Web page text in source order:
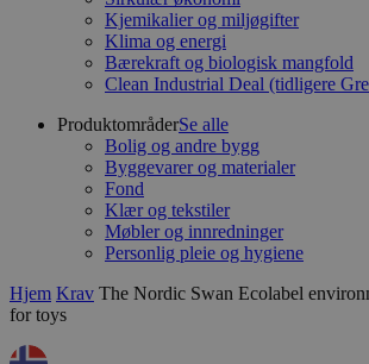
Kjemikalier og miljøgifter
Klima og energi
Bærekraft og biologisk mangfold
Clean Industrial Deal (tidligere
ProduktområderSe alle
Bolig og andre bygg
Byggevarer og materialer
Fond
Klær og tekstiler
Møbler og innredninger
Personlig pleie og hygiene
Hjem Krav The Nordic Swan Ecolabel
for toys